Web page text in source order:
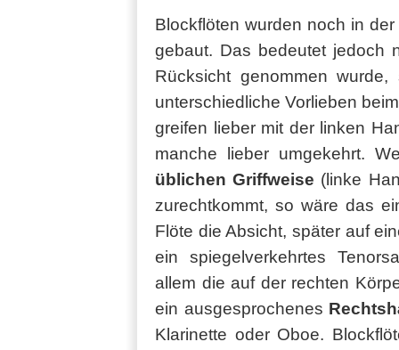
Blockflöten wurden noch in
gebaut. Das bedeutet jedoch
Rücksicht genommen
unterschiedliche Vorlieben
greifen lieber mit der linken
manche lieber umgekehrt.
üblichen Griffweise (linke
zurechtkommt, so wäre das
Flöte die Absicht, später auf
ein spiegelverkehrtes
allem die auf der rechten
ein ausgesprochenes
Klarinette oder Oboe.